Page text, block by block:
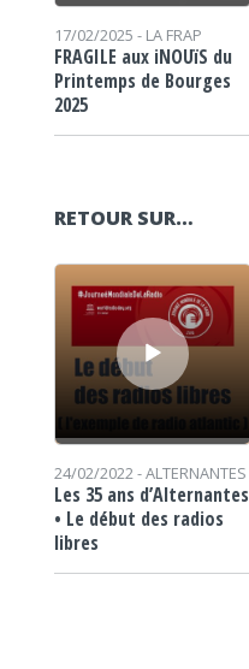
17/02/2025 - LA FRAP
FRAGILE aux iNOUïS du
Printemps de Bourges
2025
RETOUR SUR…
Lecteur audio
24/02/2022 -ALTERNANTES
Les 35 ans d’Alternantes
• Le début des radios
libres